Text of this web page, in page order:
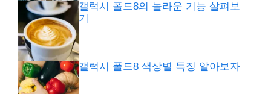
갤럭시 폴드8의 놀라운 기능 살펴보
기
갤럭시 폴드8 색상별 특징 알아보자